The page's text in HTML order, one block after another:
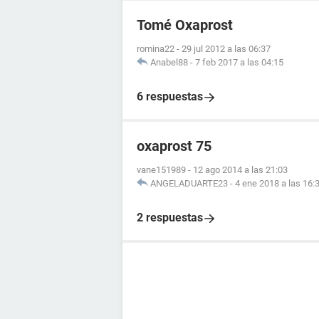
Tomé Oxaprost
romina22 - 29 jul 2012 a las 06:37
Anabel88 - 7 feb 2017 a las 04:15
6 respuestas
oxaprost 75
vane151989 - 12 ago 2014 a las 21:03
ANGELADUARTE23 - 4 ene 2018 a las
2 respuestas